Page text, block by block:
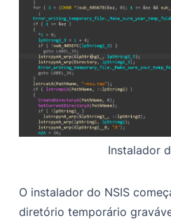
Instalador
O instalador do NSIS
diretório temporário